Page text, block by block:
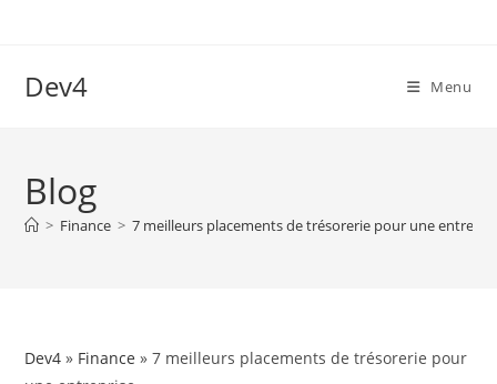
Dev4 Menu
Blog
> Finance > 7 meilleurs placements de trésorerie pour une
Dev4 » Finance » 7 meilleurs placements de trésorerie pour